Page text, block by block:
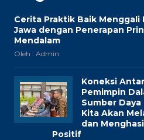
Cerita Praktik Baik Menggali
Jawa dengan Penerapan
Mendalam
Oleh : Admin
Koneksi
Pemimpin
Sumber
Kita Akan
dan
Positif